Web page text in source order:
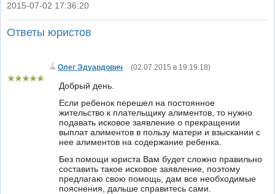
|
2015-07-02 17:36:20
Ответы юристов
Олег Эдуардович (02.07.2015 в 19:19:18)
Добрый день.
Если ребенок перешел на постоянное
жительство к плательщику алиментов, то нужно
подавать исковое заявление о прекращении
выплат алиментов в пользу матери и взыскании с
нее алиментов на содержание ребенка.
Без помощи юриста Вам будет сложно правильно
составить такое исковое заявление, поэтому
предлагаю свою помощь, дам все необходимые
пояснения, дальше справитесь сами.